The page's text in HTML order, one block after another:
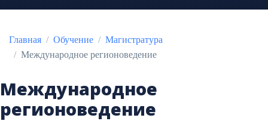
Главная Обучение
Магистратура
Международное регионоведение
Международное
регионоведение